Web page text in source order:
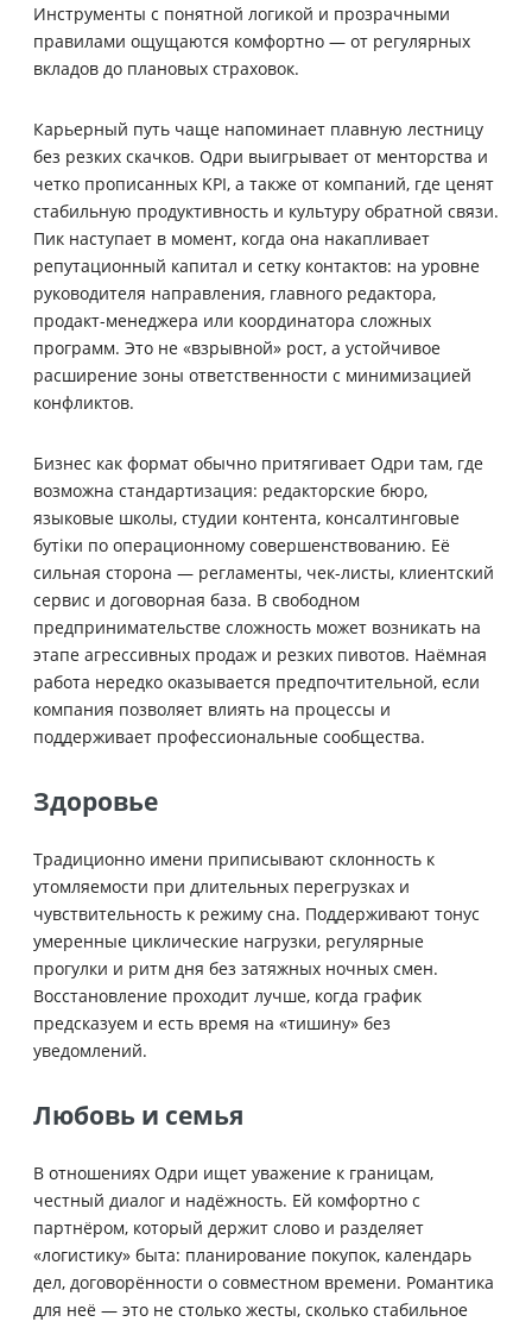
Инструменты с понятной логикой и прозрачными
правилами ощущаются комфортно — от регулярных
вкладов до плановых страховок.
Карьерный путь чаще напоминает плавную лестницу
без резких скачков. Одри выигрывает от менторства и
четко прописанных KPI, а также от компаний, где ценят
стабильную продуктивность и культуру обратной связи.
Пик наступает в момент, когда она накапливает
репутационный капитал и сетку контактов: на уровне
руководителя направления, главного редактора,
продакт-менеджера или координатора сложных
программ. Это не «взрывной» рост, а устойчивое
расширение зоны ответственности с минимизацией
конфликтов.
Бизнес как формат обычно притягивает Одри там, где
возможна стандартизация: редакторские бюро,
языковые школы, студии контента, консалтинговые
бутіки по операционному совершенствованию. Её
сильная сторона — регламенты, чек-листы, клиентский
сервис и договорная база. В свободном
предпринимательстве сложность может возникать на
этапе агрессивных продаж и резких пивотов. Наёмная
работа нередко оказывается предпочтительной, если
компания позволяет влиять на процессы и
поддерживает профессиональные сообщества.
Здоровье
Традиционно имени приписывают склонность к
утомляемости при длительных перегрузках и
чувствительность к режиму сна. Поддерживают тонус
умеренные циклические нагрузки, регулярные
прогулки и ритм дня без затяжных ночных смен.
Восстановление проходит лучше, когда график
предсказуем и есть время на «тишину» без
уведомлений.
Любовь и семья
В отношениях Одри ищет уважение к границам,
честный диалог и надёжность. Ей комфортно с
партнёром, который держит слово и разделяет
«логистику» быта: планирование покупок, календарь
дел, договорённости о совместном времени. Романтика
для неё — это не столько жесты, сколько стабильное